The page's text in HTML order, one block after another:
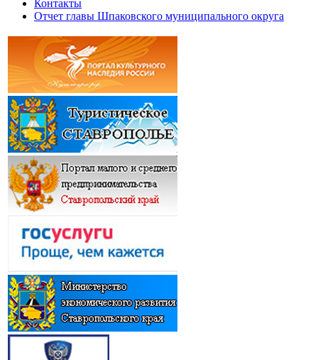
Контакты
Отчет главы Шпаковского муниципального округа